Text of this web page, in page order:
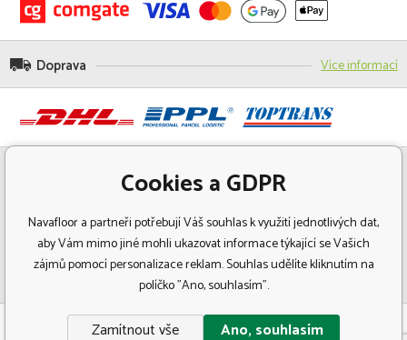
Doprava Více informací
© Copyright 2018 Navafloor - Specializovaný prodej podlahových krytin.
Cookies a GDPR
Navafloor a partneři potřebují Váš souhlas k využití jednotlivých dat,
aby Vám mimo jiné mohli ukazovat informace týkající se Vašich
zájmů pomocí personalizace reklam. Souhlas udělíte kliknutím na
políčko "Ano, souhlasím".
Zamítnout vše Ano, souhlasím